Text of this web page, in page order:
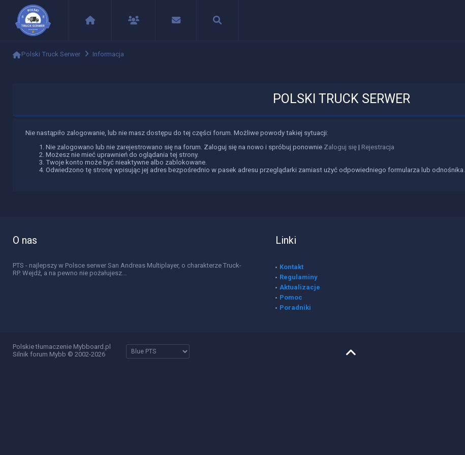
Polski Truck Serwer Informacja
POLSKI TRUCK SERWER
Nie nastąpiło zalogowanie, lub nie masz dostępu do tej części forum. Możliwe powody takiej sytuacji:
Nie zalogowano lub nie zarejestrowano się na forum. Zaloguj się na nowo i spróbuj ponownie Zaloguj się | Rejestracja
Możesz nie mieć uprawnień do oglądania tej strony.
Twoje konto może być nieaktywne albo zablokowane.
Odwiedzono tę stronę wpisując jej adres bezpośrednio w pasek adresu przeglądarki zamiast użyć odpowiedniego formularza lub odnośnika.
O nas
PTS - najlepszy w Polsce serwer San Andreas Multiplayer, o charakterze Truck-
RP. Wejdź, a na pewno nie pożałujesz...
Linki
Kontakt
Regulaminy
Aktualizacje
Pomoc
Poradniki
Polskie tłumaczenie Mybboard.pl
Silnik forum Mybb © 2002-2026